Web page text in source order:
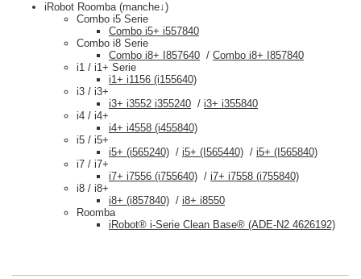
iRobot Roomba (manche↓)
Combo i5 Serie
Combo i5+ i557840
Combo i8 Serie
Combo i8+ I857640 / Combo i8+ I857840
i1 / i1+ Serie
i1+ i1156 (i155640)
i3 / i3+
i3+ i3552 i355240 / i3+ i355840
i4 / i4+
i4+ i4558 (i455840)
i5 / i5+
i5+ (i565240) / i5+ (I565440) / i5+ (I565840)
i7 / i7+
i7+ i7556 (i755640) / i7+ i7558 (i755840)
i8 / i8+
i8+ (i857840) / i8+ i8550
Roomba
iRobot® i-Serie Clean Base®️ (ADE-N2 4626192)